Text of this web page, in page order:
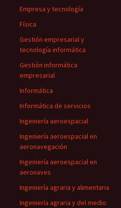
Empresa y tecnología
Física
Gestión empresarial y
tecnología informática
Gestión informática
empresarial
Informática
Informática de servicios
Ingeniería aeroespacial
Ingeniería aeroespacial en
aeronavegación
Ingeniería aeroespacial en
aeronaves
Ingeniería agraria y alimentaria
Ingeniería agraria y del medio